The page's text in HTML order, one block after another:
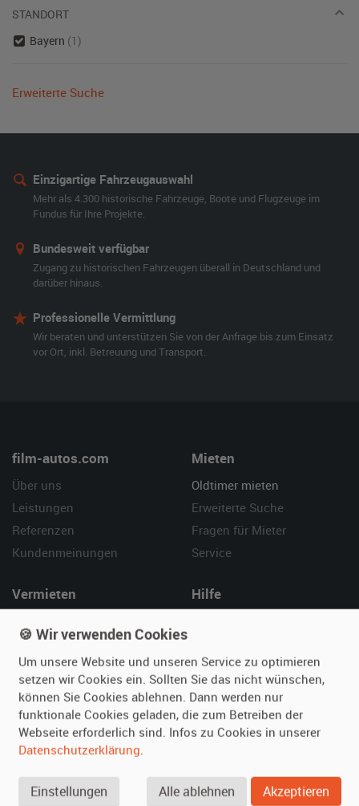
STANDORT
Bayern (1)
Erweiterte Suche
Einzigartige Fahrzeugauswahl
Mehr als 4.300 historische Fahrzeuge, Boote und Flugzeuge im
Fundus für Ihre Projekte.
Bundesweit verfügbar
Zugang zu historischen Fahrzeugen überall in Deutschland und
darüber hinaus.
Professionelle Vermittlung
Wir beraten und unterstützen Sie von der Anfrage bis zum Einsatz
vor Ort, inkl. Betreuung und Transport.
film-autos.com
Über uns
Leistungen
Referenzen
Kundenmeinungen
Mieten
Oldtimer mieten
Erweiterte Suche
Fragen für Mieter
Service
Vermieten
Fotos senden
Fragen für Vermieter
Inserat verwalten
Hilfe
Kontakt
SPECIAL
Berühmte Filmautos –
🍪 Wir verwenden Cookies
Um unsere Website und unseren Service zu optimieren
setzen wir Cookies ein. Sollten Sie das nicht wünschen,
können Sie Cookies ablehnen. Dann werden nur
funktionale Cookies geladen, die zum Betreiben der
Webseite erforderlich sind. Infos zu Cookies in unserer
Datenschutzerklärung.
Einstellungen Alle ablehnen Akzeptieren